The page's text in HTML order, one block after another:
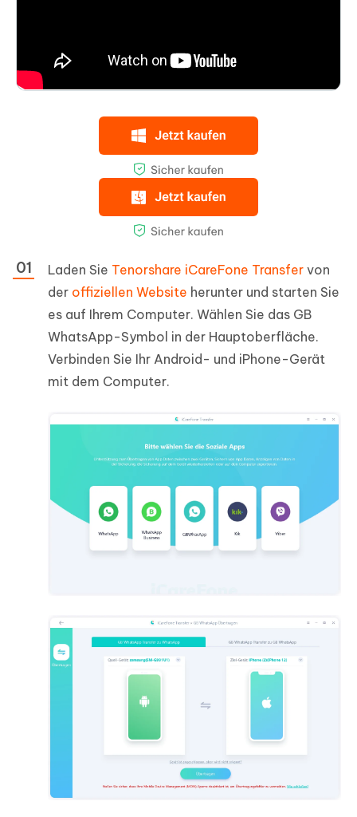
Laden Sie Tenorshare iCareFone Transfer von
der offiziellen Website herunter und starten Sie
es auf Ihrem Computer. Wählen Sie das GB
WhatsApp-Symbol in der Hauptoberfläche.
Verbinden Sie Ihr Android- und iPhone-Gerät
mit dem Computer.